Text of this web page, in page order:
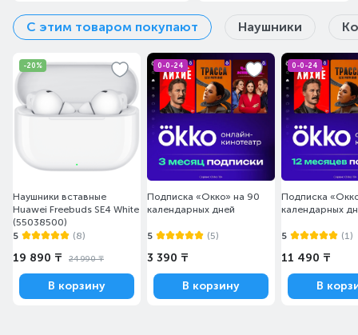
С этим товаром покупают Наушники
-20%
Наушники вставные
Huawei Freebuds SE4 White
(55038500)
5
(8)
19 890 ₸ 24 990 ₸
В корзину
0-0-24
Подписка «Окко» на 90
календарных дней
5 (5)
3 390 ₸
В корзину
0-0-24
Подписка
календарных
5 (1)
11 490 ₸
В